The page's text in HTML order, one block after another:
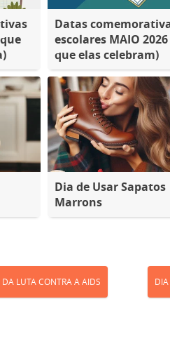
Datas
escolares MAIO
que elas celebram)
Dia de Usar Sapatos
Marrons
LUTA CONTRA A AIDS